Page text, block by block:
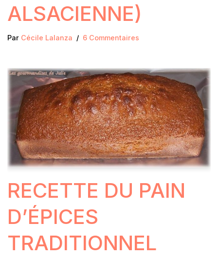
ALSACIENNE)
Par Cécile Lalanza 6 Commentaires
RECETTE DU PAIN
D’ÉPICES
TRADITIONNEL